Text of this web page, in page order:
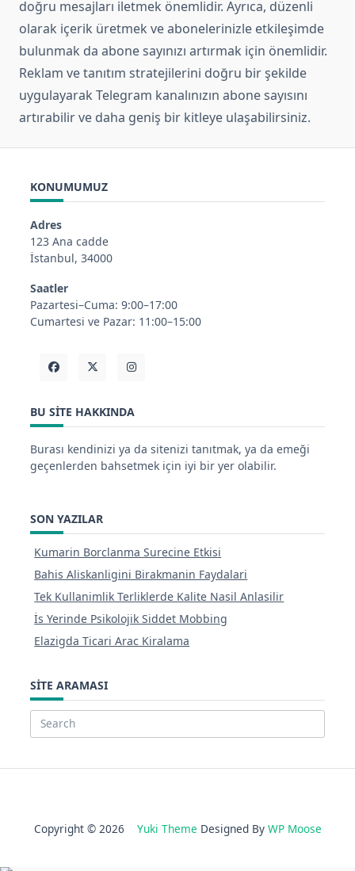
doğru mesajları iletmek önemlidir. Ayrıca, düzenli
olarak içerik üretmek ve abonelerinizle etkileşimde
bulunmak da abone sayınızı artırmak için önemlidir.
Reklam ve tanıtım stratejilerini doğru bir şekilde
uygulayarak Telegram kanalınızın abone sayısını
artırabilir ve daha geniş bir kitleye ulaşabilirsiniz.
KONUMUMUZ
Adres
123 Ana cadde
İstanbul, 34000
Saatler
Pazartesi–Cuma: 9:00–17:00
Cumartesi ve Pazar: 11:00–15:00
BU SITE HAKKINDA
Burası kendinizi ya da sitenizi tanıtmak, ya da emeği
geçenlerden bahsetmek için iyi bir yer olabilir.
SON YAZILAR
Kumarin Borclanma Surecine Etkisi
Bahis Aliskanligini Birakmanin Faydalari
Tek Kullanimlik Terliklerde Kalite Nasil Anlasilir
İs Yerinde Psikolojik Siddet Mobbing
Elazigda Ticari Arac Kiralama
SITE ARAMASI
Search
Copyright © 2026 Yuki Theme Designed By WP Moose